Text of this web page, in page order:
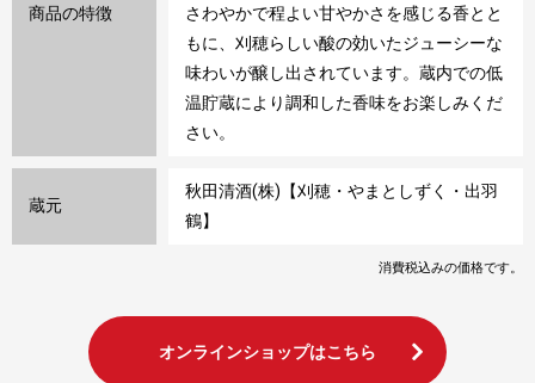
商品の特徴
さわやかで程よい甘やかさを感じる香とと
もに、刈穂らしい酸の効いたジューシーな
味わいが醸し出されています。蔵内での低
温貯蔵により調和した香味をお楽しみくだ
さい。
蔵元
秋田清酒(株)【刈穂・やまとしずく・出羽
鶴】
消費税込みの価格です。
オンラインショップはこちら